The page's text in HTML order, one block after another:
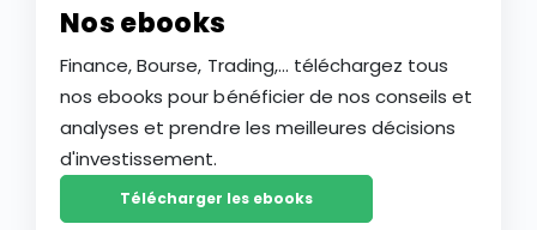
Nos ebooks
Finance, Bourse, Trading,... téléchargez tous
nos ebooks pour bénéficier de nos conseils et
analyses et prendre les meilleures décisions
d'investissement.
Télécharger les ebooks